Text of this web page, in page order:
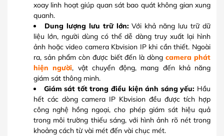
xoay linh hoạt giúp quan sát bao quát không gian xung
quanh.
Dung lượng lưu trữ lớn: Với khả năng lưu trữ dữ
liệu lớn, người dùng có thể dễ dàng truy xuất lại hình
ảnh hoặc video camera Kbvision IP khi cần thiết. Ngoài
ra, sản phẩm còn được biết đến là dòngcamera phát
hiện người, vật chuyển động, mang đến khả năng
giám sát thông minh.
Giám sát tốt trong điều kiện ánh sáng yếu: Hầu
hết các dòng camera IP Kbvision đều được tích hợp
công nghệ hồng ngoại, cho phép giám sát hiệu quả
trong môi trường thiếu sáng, với hình ảnh rõ nét trong
khoảng cách từ vài mét đến vài chục mét.